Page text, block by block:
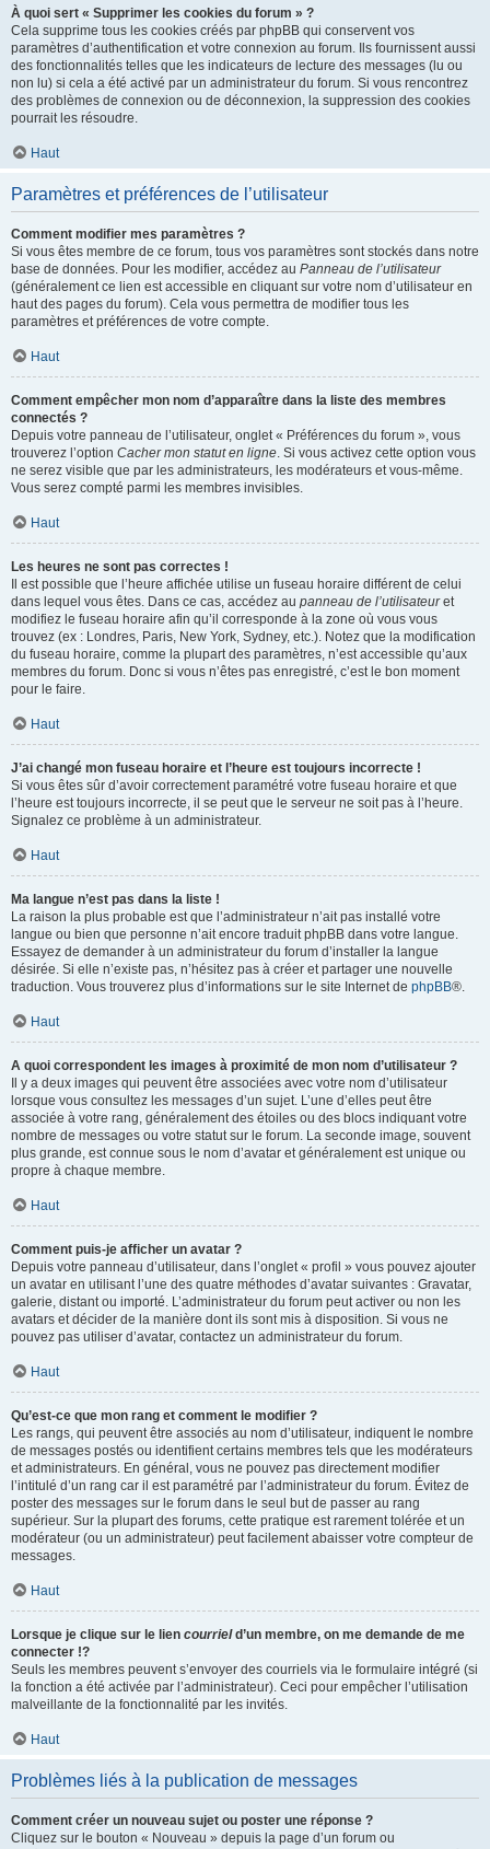
À quoi sert « Supprimer les cookies du forum » ?
Cela supprime tous les cookies créés par phpBB qui conservent vos
paramètres d’authentification et votre connexion au forum. Ils fournissent aussi
des fonctionnalités telles que les indicateurs de lecture des messages (lu ou
non lu) si cela a été activé par un administrateur du forum. Si vous rencontrez
des problèmes de connexion ou de déconnexion, la suppression des cookies
pourrait les résoudre.
Haut
Paramètres et préférences de l’utilisateur
Comment modifier mes paramètres ?
Si vous êtes membre de ce forum, tous vos paramètres sont stockés dans notre
base de données. Pour les modifier, accédez au Panneau de l’utilisateur
(généralement ce lien est accessible en cliquant sur votre nom d’utilisateur en
haut des pages du forum). Cela vous permettra de modifier tous les
paramètres et préférences de votre compte.
Haut
Comment empêcher mon nom d’apparaître dans la liste des membres
connectés ?
Depuis votre panneau de l’utilisateur, onglet « Préférences du forum », vous
trouverez l’option Cacher mon statut en ligne. Si vous activez cette option vous
ne serez visible que par les administrateurs, les modérateurs et vous-même.
Vous serez compté parmi les membres invisibles.
Haut
Les heures ne sont pas correctes !
Il est possible que l’heure affichée utilise un fuseau horaire différent de celui
dans lequel vous êtes. Dans ce cas, accédez au panneau de l’utilisateuret
modifiez le fuseau horaire afin qu’il corresponde à la zone où vous vous
trouvez (ex : Londres, Paris, New York, Sydney, etc.). Notez que la modification
du fuseau horaire, comme la plupart des paramètres, n’est accessible qu’aux
membres du forum. Donc si vous n’êtes pas enregistré, c’est le bon moment
pour le faire.
Haut
J’ai changé mon fuseau horaire et l’heure est toujours incorrecte !
Si vous êtes sûr d’avoir correctement paramétré votre fuseau horaire et que
l’heure est toujours incorrecte, il se peut que le serveur ne soit pas à l’heure.
Signalez ce problème à un administrateur.
Haut
Ma langue n’est pas dans la liste !
La raison la plus probable est que l’administrateur n’ait pas installé votre
langue ou bien que personne n’ait encore traduit phpBB dans votre langue.
Essayez de demander à un administrateur du forum d’installer la langue
désirée. Si elle n’existe pas, n’hésitez pas à créer et partager une nouvelle
traduction. Vous trouverez plus d’informations sur le site Internet de phpBB®.
Haut
A quoi correspondent les images à proximité de mon nom d’utilisateur ?
Il y a deux images qui peuvent être associées avec votre nom d’utilisateur
lorsque vous consultez les messages d’un sujet. L’une d’elles peut être
associée à votre rang, généralement des étoiles ou des blocs indiquant votre
nombre de messages ou votre statut sur le forum. La seconde image, souvent
plus grande, est connue sous le nom d’avatar et généralement est unique ou
propre à chaque membre.
Haut
Comment puis-je afficher un avatar ?
Depuis votre panneau d’utilisateur, dans l’onglet « profil » vous pouvez ajouter
un avatar en utilisant l’une des quatre méthodes d’avatar suivantes : Gravatar,
galerie, distant ou importé. L’administrateur du forum peut activer ou non les
avatars et décider de la manière dont ils sont mis à disposition. Si vous ne
pouvez pas utiliser d’avatar, contactez un administrateur du forum.
Haut
Qu’est-ce que mon rang et comment le modifier ?
Les rangs, qui peuvent être associés au nom d’utilisateur, indiquent le nombre
de messages postés ou identifient certains membres tels que les modérateurs
et administrateurs. En général, vous ne pouvez pas directement modifier
l’intitulé d’un rang car il est paramétré par l’administrateur du forum. Évitez de
poster des messages sur le forum dans le seul but de passer au rang
supérieur. Sur la plupart des forums, cette pratique est rarement tolérée et un
modérateur (ou un administrateur) peut facilement abaisser votre compteur de
messages.
Haut
Lorsque je clique sur le lien courrield’un membre, on me demande de me
connecter !?
Seuls les membres peuvent s’envoyer des courriels via le formulaire intégré (si
la fonction a été activée par l’administrateur). Ceci pour empêcher l’utilisation
malveillante de la fonctionnalité par les invités.
Haut
Problèmes liés à la publication de messages
Comment créer un nouveau sujet ou poster une réponse ?
Cliquez sur le bouton « Nouveau » depuis la page d’un forum ou